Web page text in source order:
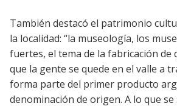
También destacó el patrimonio
la localidad: “la museología, los
fuertes, el tema de la fabricación de
que la gente se quede en el valle a
forma parte del primer producto
denominación de origen. A lo que